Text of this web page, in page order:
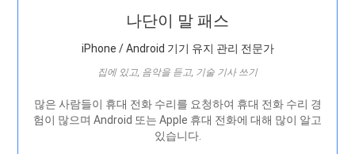
나단이 말 패스
iPhone / Android 기기 유지 관리 전문가
집에 있고, 음악을 듣고, 기술 기사 쓰기
많은 사람들이 휴대 전화 수리를 요청하여 휴대 전화 수리 경
험이 많으며 Android 또는 Apple 휴대 전화에 대해 많이 알고
있습니다.